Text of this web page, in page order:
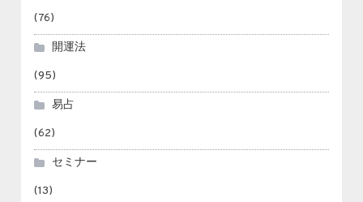
(76)
開運法
(95)
易占
(62)
セミナー
(13)